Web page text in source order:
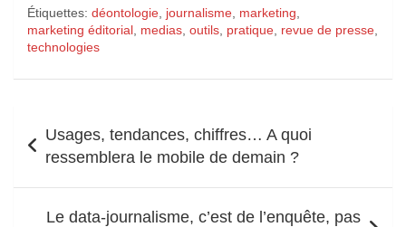
Étiquettes: déontologie journalisme marketing
marketing éditorial medias outils pratique revue de presse
technologies
de
Usages, tendances, chiffres… A quoi
ressemblera le mobile de demain ?
Le data-journalisme, c’est de l’enquête, pas